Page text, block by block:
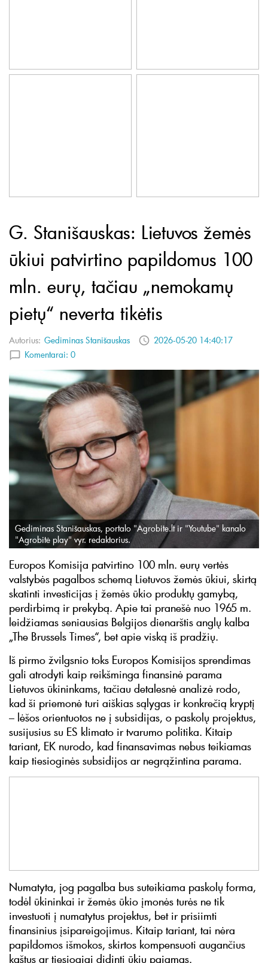
G. Stanišauskas: Lietuvos žemės
ūkiui patvirtino papildomus 100
mln. eurų, tačiau „nemokamų
pietų“ neverta tikėtis
Autorius: Gediminas Stanišauskas
2026-05-20 14:40:17
Komentarai: 0
Gediminas Stanišauskas, portalo "Agrobite.lt ir "Youtube" kanalo
"Agrobitė play" vyr. redaktorius.
Europos Komisija patvirtino 100 mln. eurų vertės
valstybės pagalbos schemą Lietuvos žemės ūkiui, skirtą
skatinti investicijas į žemės ūkio produktų gamybą,
perdirbimą ir prekybą. Apie tai pranešė nuo 1965 m.
leidžiamas seniausias Belgijos dienarštis anglų kalba
„The Brussels Times“, bet apie viską iš pradžių.
Iš pirmo žvilgsnio toks Europos Komisijos sprendimas
gali atrodyti kaip reikšminga finansinė parama
Lietuvos ūkininkams, tačiau detalesnė analizė rodo,
kad ši priemonė turi aiškias sąlygas ir konkrečią kryptį
– lėšos orientuotos ne į subsidijas, o paskolų projektus,
susijusius su ES klimato ir tvarumo politika. Kitaip
tariant, EK nurodo, kad finansavimas nebus teikiamas
kaip tiesioginės subsidijos ar negrąžintina parama.
Numatyta, jog pagalba bus suteikiama paskolų forma,
todėl ūkininkai ir žemės ūkio įmonės turės ne tik
investuoti į numatytus projektus, bet ir prisiimti
finansinius įsipareigojimus. Kitaip tariant, tai nėra
papildomos išmokos, skirtos kompensuoti augančius
kaštus ar tiesiogiai didinti ūkių pajamas.